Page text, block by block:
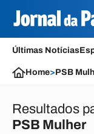
Últimas Notícias
Home>PSB
Resultados
PSB Mulher